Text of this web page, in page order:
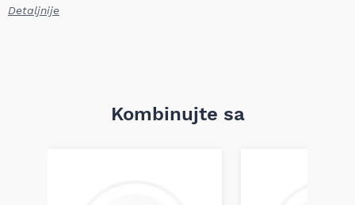
buke, pogoršane efikasnosti izduvnog sistema i potencijalnog
oštećenja drugih delova izduvnog kanala.
Lonac je dizajniran da obezbedi odgovarajuću akustiku i
Detaljnije
Kombinujte sa